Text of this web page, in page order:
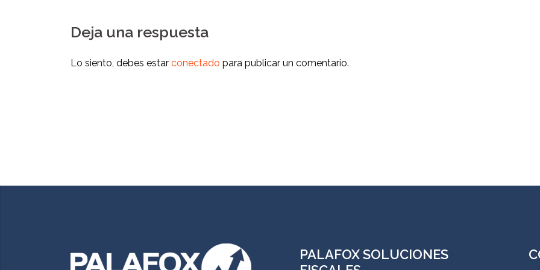
Deja una respuesta
Lo siento, debes estar conectado para publicar un comentario.
PALAFOX SOLUCIONES